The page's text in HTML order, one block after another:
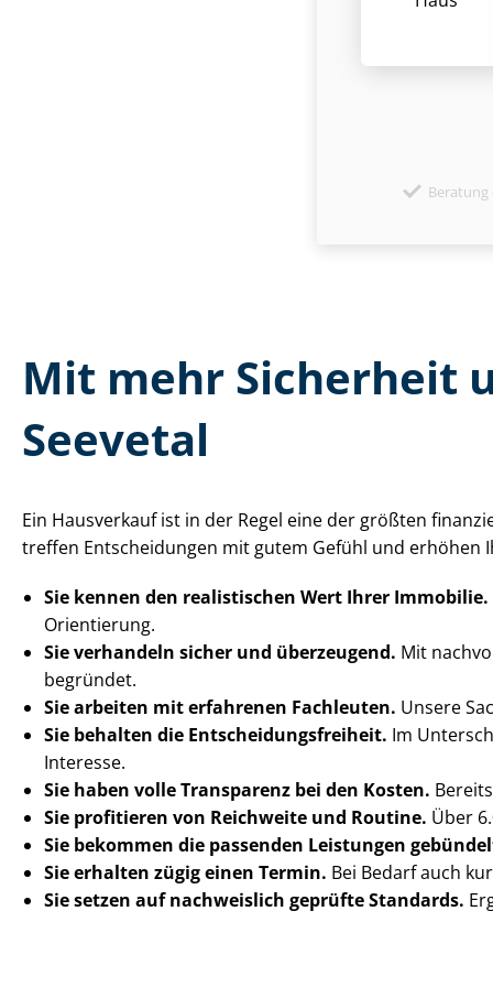
Mit mehr Sicherheit
Seevetal
Ein Hausverkauf ist in der Regel eine der größten
treffen Entscheidungen mit gutem Gefühl und erhöhen
Sie kennen den realistischen Wert Ihrer Immobilie.
Orientierung.
Sie verhandeln sicher und überzeugend. Mit
begründet.
Sie arbeiten mit erfahrenen Fachleuten. Unsere
Sie behalten die Ent­schei­dungs­frei­heit. Im
Interesse.
Sie haben volle Transparenz bei den Kosten.
Sie profitieren von Reichweite und Routine. Über
Sie bekommen die passenden Leistungen
Sie erhalten zügig einen Termin. Bei Bedarf auch
Sie setzen auf nachweislich geprüfte Standards.